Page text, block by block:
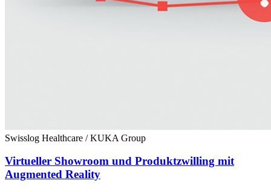
Swisslog Healthcare / KUKA Group
Virtueller Showroom und Produktzwilling mit
Augmented Reality